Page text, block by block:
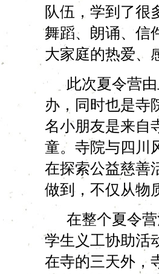
队伍，学到了很
舞蹈、朗诵、信
大家庭的热爱、
此次夏令营由
办，同时也是寺
名小朋友是来
童。寺院与四川
在探索公益慈善
做到，不仅从物
在整个夏令营
学生义工协助活
在寺的三天外，